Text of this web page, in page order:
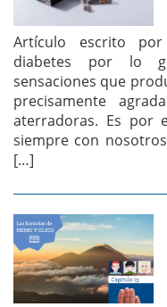
Artículo escrito
diabetes por lo
sensaciones que
precisamente
aterradoras. Es por
siempre con
[…]